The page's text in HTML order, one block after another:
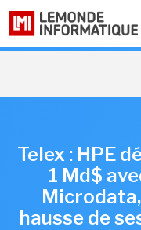
Telex : HPE
1 Md$
hausse de